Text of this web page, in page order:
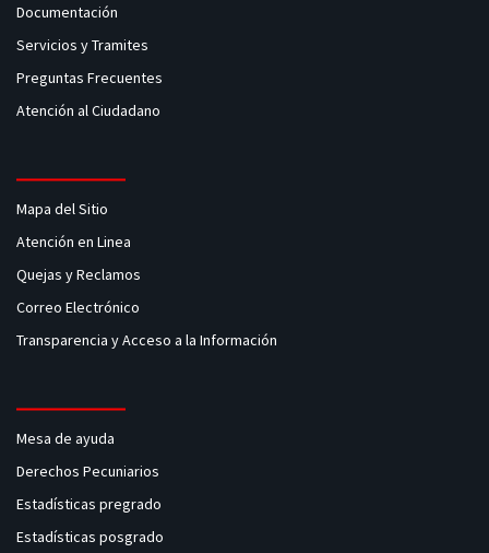
Documentación
Servicios y Tramites
Preguntas Frecuentes
Atención al Ciudadano
Mapa del Sitio
Atención en Linea
Quejas y Reclamos
Correo Electrónico
Transparencia y Acceso a la Información
Mesa de ayuda
Derechos Pecuniarios
Estadísticas pregrado
Estadísticas posgrado